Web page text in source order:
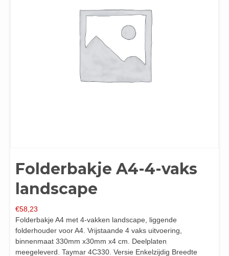
Folderbakje A4-4-vaks
landscape
€58,23
Folderbakje A4 met 4-vakken landscape, liggende
folderhouder voor A4. Vrijstaande 4 vaks uitvoering,
binnenmaat 330mm x30mm x4 cm. Deelplaten
meegeleverd. Taymar 4C330. Versie Enkelzijdig Breedte